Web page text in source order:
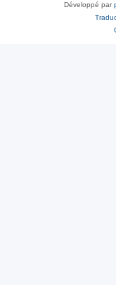
Développé par